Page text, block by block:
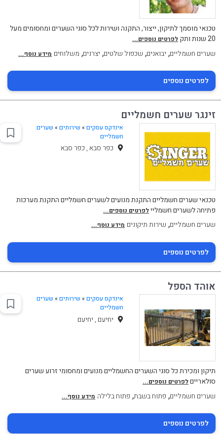
טכנאי מוסמך לתיקון, ייצור, התקנה ושירות לכל סוגי השערים ומחסומים מעל
20 שנות ותק
לפרטים נוספים...
שערים חשמליים, יבואנים, שכפול שלטים, יצרנים, משלוחים מידע נוסף...
לפרטים נוספים
זינגר שערים חשמליים
אינדקס עסקים » שירותים» שערים
חשמליים
כפר סבא , כפר סבא
טכנאי שערים חשמליים התקנת מנועים לשערים חשמליים התקנת מערכות
פתיחה לשערים חשמליילפרטים נוספים...
שערים חשמליים, שירות תיקונים מידע נוסף...
לפרטים נוספים
אוהד הספל
אינדקס עסקים » שירותים» שערים
חשמליים
יחיעם , יחיעם
תיקון ומכירת כל סוגי השערים החשמליים מנועים ומחסומי זרוע שערים
סולארייםלפרטים נוספים...
שערים חשמליים, פתוח בשבת, פתוח בלילה מידע נוסף...
לפרטים נוספים